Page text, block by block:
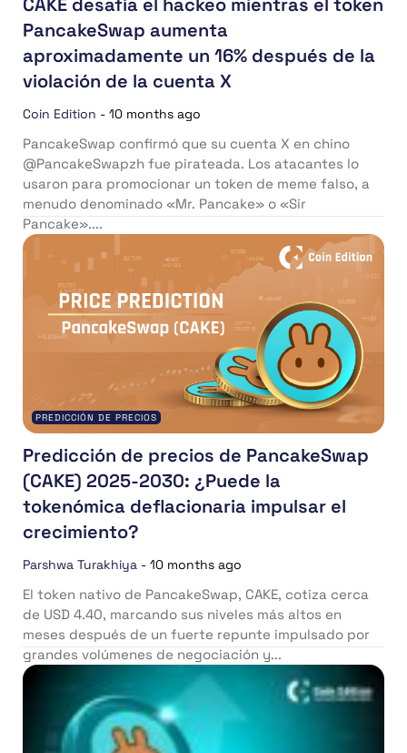
PancakeSwap aumenta
aproximadamente un 16% después de la
violación de la cuenta X
Coin Edition - 10 months ago
PancakeSwap confirmó que su cuenta X en chino
@PancakeSwapzh fue pirateada. Los atacantes lo
usaron para promocionar un token de meme falso, a
menudo denominado «Mr. Pancake» o «Sir
Pancake»....
PREDICCIÓN DE PRECIOS
Predicción de precios de PancakeSwap
(CAKE) 2025-2030: ¿Puede la
tokenómica deflacionaria impulsar el
crecimiento?
Parshwa Turakhiya - 10 months ago
El token nativo de PancakeSwap, CAKE, cotiza cerca
de USD 4.40, marcando sus niveles más altos en
meses después de un fuerte repunte impulsado por
grandes volúmenes de negociación y...